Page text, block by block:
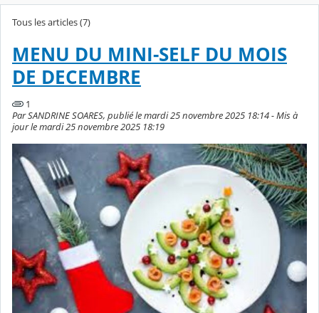
Tous les articles (7)
MENU DU MINI-SELF DU MOIS
DE DECEMBRE
1
Par SANDRINE SOARES, publié le mardi 25 novembre 2025 18:14 - Mis à
jour le mardi 25 novembre 2025 18:19